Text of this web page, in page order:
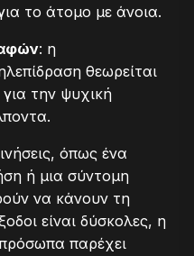
το άτομο με άνοια.
: η
θεωρείται
την ψυχική
όπως ένα
ή μια σύντομη
να κάνουν τη
είναι δύσκολες, η
παρέχει